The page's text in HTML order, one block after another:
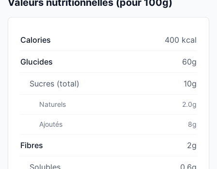
Valeurs nutritionnelles (pour 100g)
Calories 400 kcal
Glucides 60g
Sucres (total) 10g
Naturels 2.0g
Ajoutés 8g
Fibres 2g
Solubles 0.6g